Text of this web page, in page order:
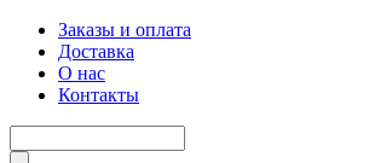
Заказы и оплата
Доставка
О нас
Контакты